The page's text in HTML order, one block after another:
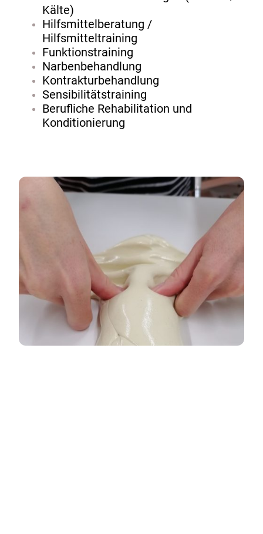
Kälte)
Hilfsmittelberatung /
Hilfsmitteltraining
Funktionstraining
Narbenbehandlung
Kontrakturbehandlung
Sensibilitätstraining
Berufliche Rehabilitation und
Konditionierung